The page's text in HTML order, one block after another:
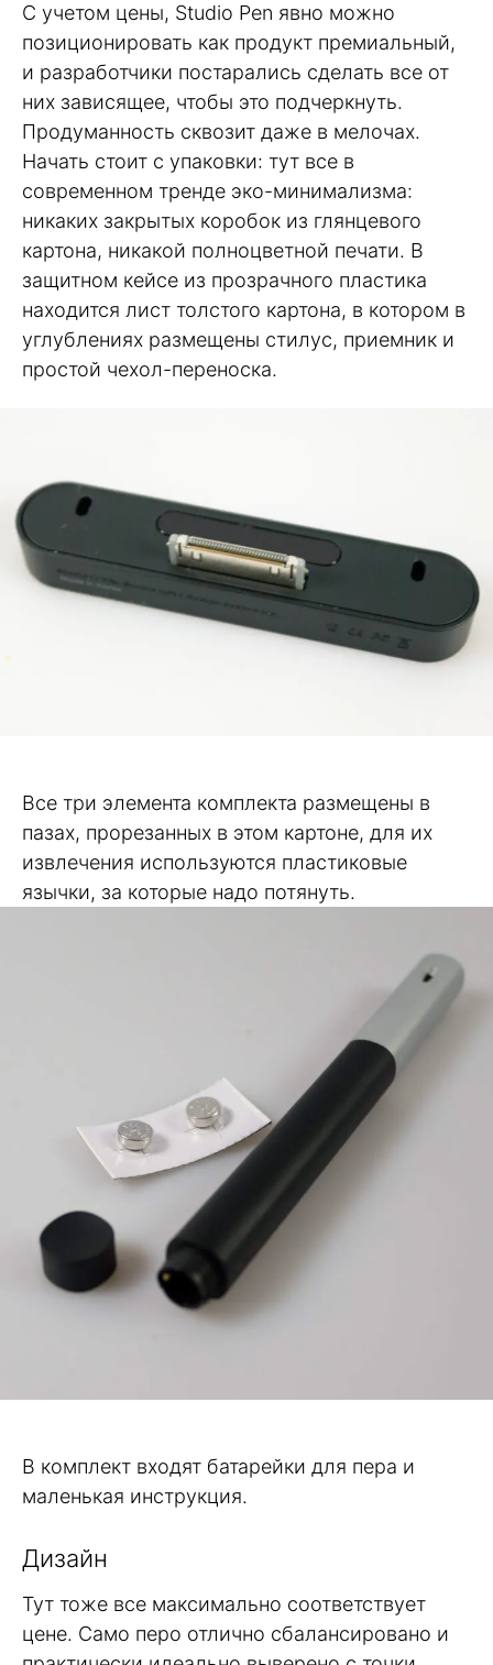
С учетом цены, Studio Pen явно можно
позиционировать как продукт премиальный,
и разработчики постарались сделать все от
них зависящее, чтобы это подчеркнуть.
Продуманность сквозит даже в мелочах.
Начать стоит с упаковки: тут все в
современном тренде эко-минимализма:
никаких закрытых коробок из глянцевого
картона, никакой полноцветной печати. В
защитном кейсе из прозрачного пластика
находится лист толстого картона, в котором в
углублениях размещены стилус, приемник и
простой чехол-переноска.
Все три элемента комплекта размещены в
пазах, прорезанных в этом картоне, для их
извлечения используются пластиковые
язычки, за которые надо потянуть.
В комплект входят батарейки для пера и
маленькая инструкция.
Дизайн
Тут тоже все максимально соответствует
цене. Само перо отлично сбалансировано и